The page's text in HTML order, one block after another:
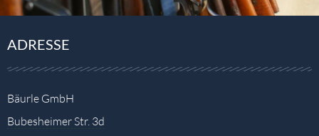
ADRESSE
Bäurle GmbH
Bubesheimer Str. 3d